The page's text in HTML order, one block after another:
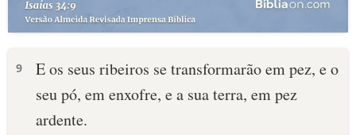
9
E os seus ribeiros se transformarão em pez, e o
seu pó, em enxofre, e a sua terra, em pez
ardente.